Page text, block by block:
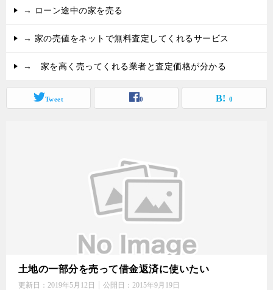
→ ローン途中の家を売る
→ 家の売値をネットで無料査定してくれるサービス
→ 家を高く売ってくれる業者と査定価格が分かる
Tweet 0 0
土地の一部分を売って借金返済に使いたい
更新日： 2019年5月12日 公開日： 2015年9月19日